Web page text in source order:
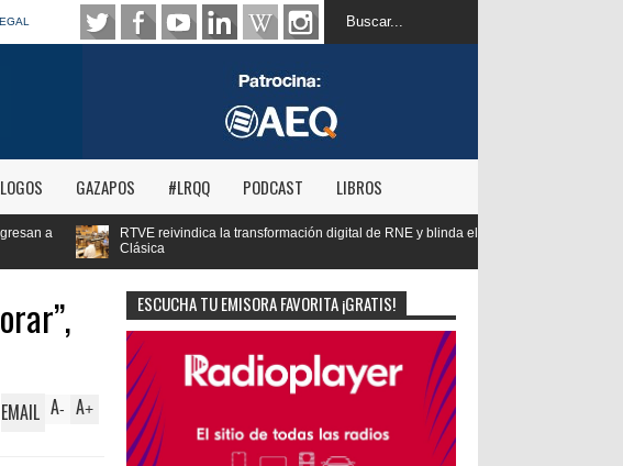
GAZAPOS #LRQQ PODCAST LIBROS
la transformación digital de RNE y blinda el futuro de Radio 3 y Radio
A+
A-
EMAIL
ESCUCHA TU EMISORA FAVORITA ¡GRATIS!